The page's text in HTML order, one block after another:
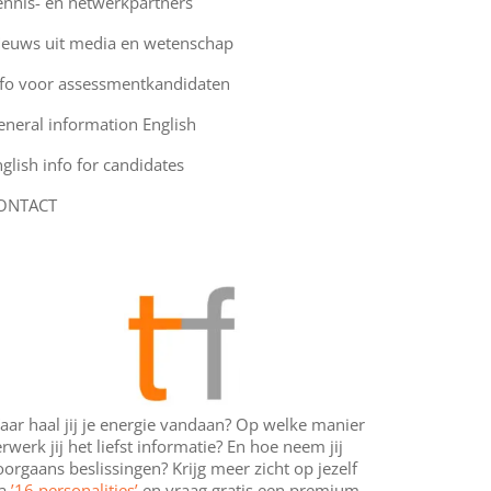
uit media en wetenschap
voor assessmentkandidaten
information English
info for candidates
haal jij je energie vandaan? Op welke manier
jij het liefst informatie? En hoe neem jij
beslissingen? Krijg meer zicht op jezelf